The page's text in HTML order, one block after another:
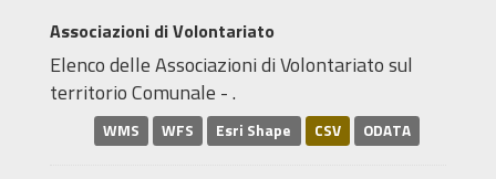
Associazioni di Volontariato
Elenco delle Associazioni di Volontariato sul
territorio Comunale - .
WMS WFS Esri Shape CSV ODATA